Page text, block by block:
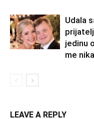
Udala
jedinu
me
LEAVE A REPLY